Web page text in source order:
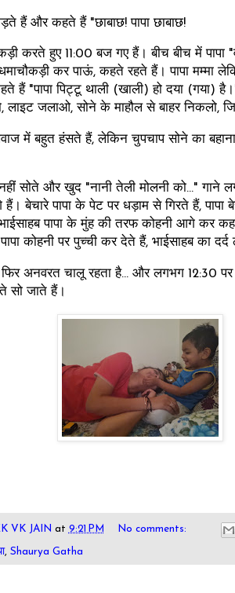
हैं और कहते हैं "छाबाछ! पापा छाबाछ!
करते हुए 11:00 बज गए हैं। बीच बीच में पापा
कर पाऊं, कहते रहते हैं। पापा मम्मा
हैं "पापा पिट्टू थाली (खाली) हो दया (गया)
लाइट जलाओ, सोने के माहौल से बाहर
आवाज में बहुत हंसते हैं, लेकिन चुपचाप सोने का
नहीं सोते और खुद "नानी तेली मोलनी को..."
बेचारे पापा के पेट पर धड़ाम से गिरते हैं, पापा
पापा के मुंह की तरफ कोहनी आगे कर
कोहनी पर पुच्ची कर देते हैं, भाईसाहब का
अनवरत चालू रहता है... और लगभग 12:30 पर
सो जाते हैं।
VK JAIN at 9:21 PM No comments:
, Shaurya Gatha